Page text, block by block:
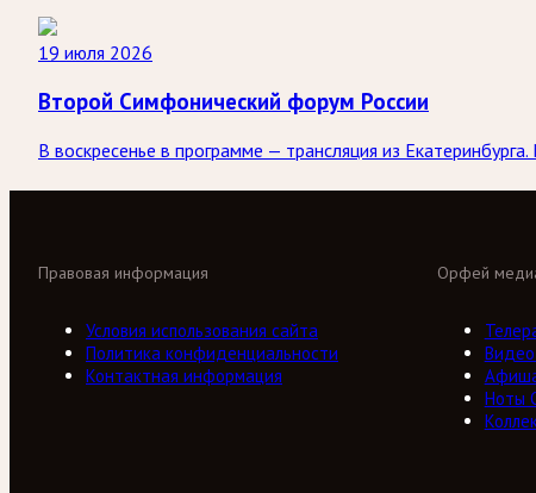
19 июля 2026
Второй Симфонический форум России
В воскресенье в программе — трансляция из
Орфей
Ноты
Правовая информация
Условия использования сайта
Политика конфиденциальности
Контактная информация